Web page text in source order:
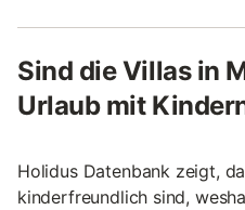
Sind die Villas in
Urlaub mit
Holidus Datenbank zeigt,
kinderfreundlich sind,